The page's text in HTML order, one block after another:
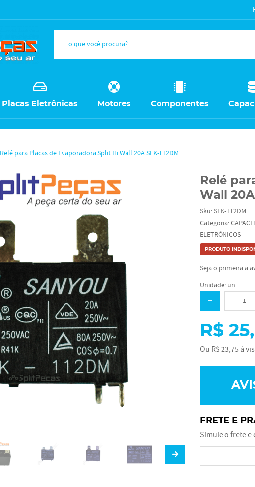
Placas Eletrônicas Motores Componentes
Relé para Placas de Evaporadora Split Hi Wall 20A SFK-112DM
Relé
Wall 20A
Sku: SFK-112DM
Categoria:
ELETRÔNICOS
PRODUTO
Seja o primeira a
Unidade: un
R$
Ou R$ 23,75 à
FRETE E
Simule o frete e